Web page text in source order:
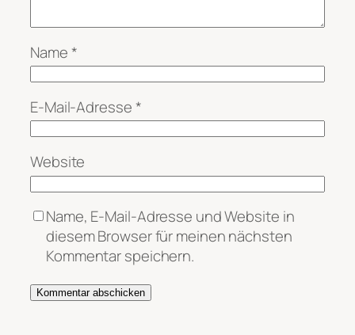
Name*
E-Mail-Adresse*
Website
Name, E-Mail-Adresse und Website in
diesem Browser für meinen nächsten
Kommentar speichern.